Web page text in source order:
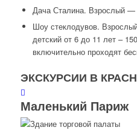
Дача Сталина. Взрослый —
Шоу стеклодувов.
детский от 6 до 11 лет –
включительно проходят
ЭКСКУРСИИ В
Маленький Париж